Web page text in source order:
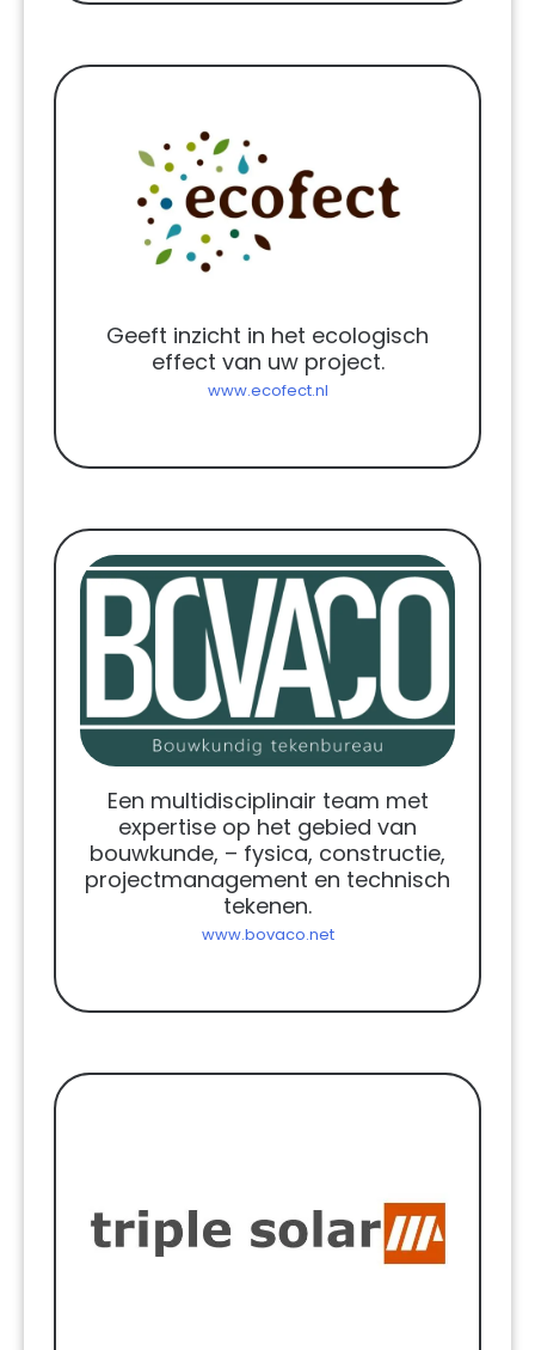
Geeft inzicht in het ecologisch
effect van uw project.
www.ecofect.nl
Een multidisciplinair team met
expertise op het gebied van
bouwkunde, – fysica, constructie,
projectmanagement en technisch
tekenen.
www.bovaco.net